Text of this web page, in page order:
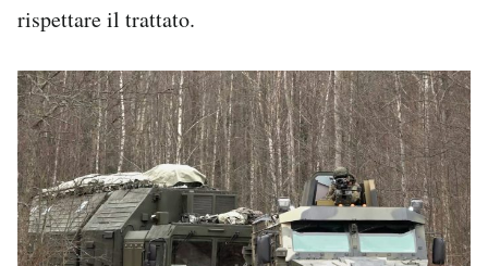
rispettare il trattato.